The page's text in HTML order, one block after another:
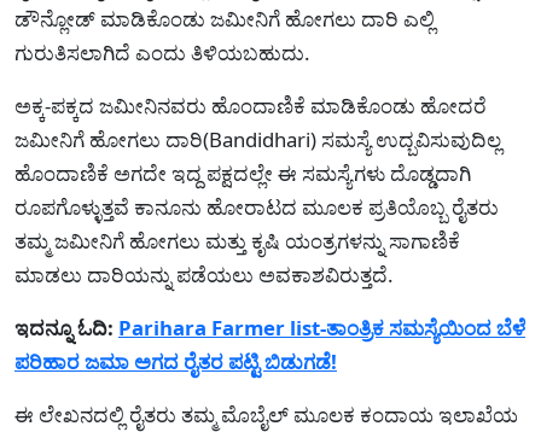
ಡೌನ್ಲೋಡ್ ಮಾಡಿಕೊಂಡು ಜಮೀನಿಗೆ ಹೋಗಲು ದಾರಿ ಎಲ್ಲಿ
ಗುರುತಿಸಲಾಗಿದೆ ಎಂದು ತಿಳಿಯಬಹುದು.
ಅಕ್ಕ-ಪಕ್ಕದ ಜಮೀನಿನವರು ಹೊಂದಾಣಿಕೆ ಮಾಡಿಕೊಂಡು ಹೋದರೆ
ಜಮೀನಿಗೆ ಹೋಗಲು ದಾರಿ(Bandidhari) ಸಮಸ್ಯೆ ಉದ್ಬವಿಸುವುದಿಲ್ಲ
ಹೊಂದಾಣಿಕೆ ಅಗದೇ ಇದ್ದ ಪಕ್ಷದಲ್ಲೇ ಈ ಸಮಸ್ಯೆಗಳು ದೊಡ್ಡದಾಗಿ
ರೂಪಗೊಳ್ಳುತ್ತವೆ ಕಾನೂನು ಹೋರಾಟದ ಮೂಲಕ ಪ್ರತಿಯೊಬ್ಬ ರೈತರು
ತಮ್ಮ ಜಮೀನಿಗೆ ಹೋಗಲು ಮತ್ತು ಕೃಷಿ ಯಂತ್ರಗಳನ್ನು ಸಾಗಾಣಿಕೆ
ಮಾಡಲು ದಾರಿಯನ್ನು ಪಡೆಯಲು ಅವಕಾಶವಿರುತ್ತದೆ.
ಇದನ್ನೂ ಓದಿ: Parihara Farmer list-ತಾಂತ್ರಿಕ ಸಮಸ್ಯೆಯಿಂದ ಬೆಳೆ
ಪರಿಹಾರ ಜಮಾ ಅಗದ ರೈತರ ಪಟ್ಟಿ ಬಿಡುಗಡೆ!
ಈ ಲೇಖನದಲ್ಲಿ ರೈತರು ತಮ್ಮ ಮೊಬೈಲ್ ಮೂಲಕ ಕಂದಾಯ ಇಲಾಖೆಯ